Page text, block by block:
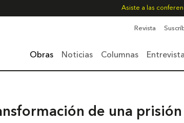
Asiste a las
Revista
Obras Noticias Columnas
de una